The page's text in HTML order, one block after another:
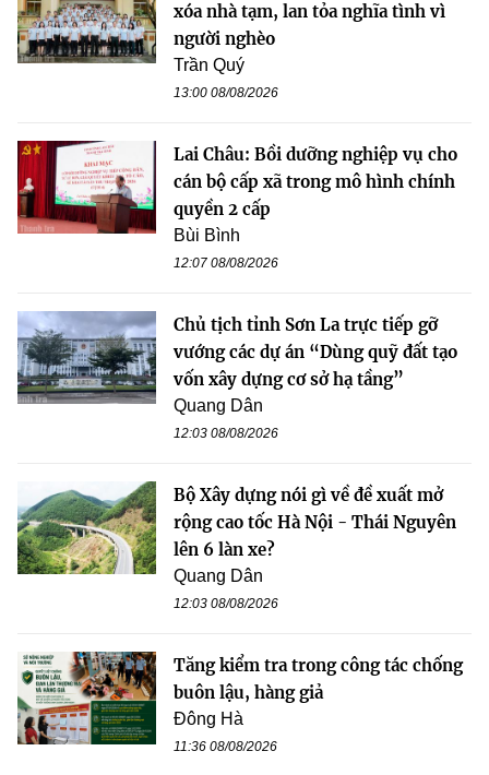
xóa nhà tạm, lan tỏa nghĩa tình vì
người nghèo
Trần Quý
13:00 08/08/2026
Lai Châu: Bồi dưỡng nghiệp vụ cho
cán bộ cấp xã trong mô hình chính
quyền 2 cấp
Bùi Bình
12:07 08/08/2026
Chủ tịch tỉnh Sơn La trực tiếp gỡ
vướng các dự án “Dùng quỹ đất tạo
vốn xây dựng cơ sở hạ tầng”
Quang Dân
12:03 08/08/2026
Bộ Xây dựng nói gì về đề xuất mở
rộng cao tốc Hà Nội - Thái Nguyên
lên 6 làn xe?
Quang Dân
12:03 08/08/2026
Tăng kiểm tra trong công tác chống
buôn lậu, hàng giả
Đông Hà
11:36 08/08/2026